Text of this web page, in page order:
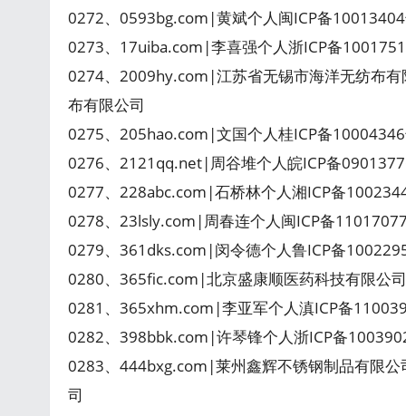
0272、0593bg.com|黄斌个人闽ICP备
0273、17uiba.com|李喜强个人浙ICP备
0274、2009hy.com|江苏省无锡市海洋无纺布
布有限公司
0275、205hao.com|文国个人桂ICP备
0276、2121qq.net|周谷堆个人皖ICP备
0277、228abc.com|石桥林个人湘ICP备
0278、23lsly.com|周春连个人闽ICP备
0279、361dks.com|闵令德个人鲁ICP备
0280、365fic.com|北京盛康顺医药科技有限公
0281、365xhm.com|李亚军个人滇ICP备
0282、398bbk.com|许琴锋个人浙ICP备
0283、444bxg.com|莱州鑫辉不锈钢制品有限
司